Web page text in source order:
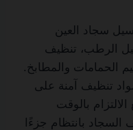
سجاد العين
الرطب، تنظيف
الحمامات والمطابخ.
تنظيف آمنة على
الالتزام بالوقت
السجاد بانتظام جزءًا